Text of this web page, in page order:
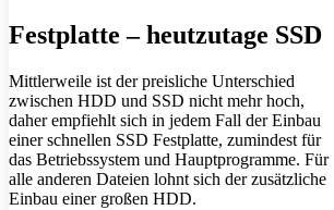
Festplatte – heutzutage SSD
Mittlerweile ist der preisliche Unterschied
zwischen HDD und SSD nicht mehr hoch,
daher empfiehlt sich in jedem Fall der Einbau
einer schnellen SSD Festplatte, zumindest für
das Betriebssystem und Hauptprogramme. Für
alle anderen Dateien lohnt sich der zusätzliche
Einbau einer großen HDD.